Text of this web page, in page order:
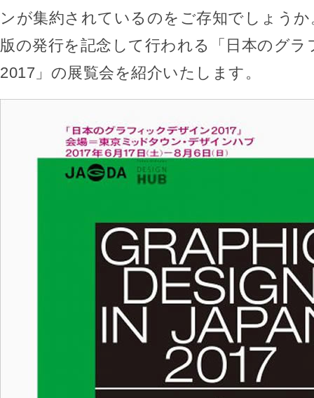
ンが集約されているのをご存知でしょう
版の発行を記念して行われる「日本のグ
2017」の展覧会を紹介いたします。